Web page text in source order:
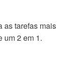
as tarefas mais
um 2 em 1.